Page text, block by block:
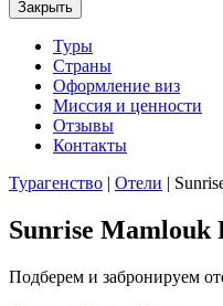
Закрыть
Туры
Страны
Оформление виз
Миссия и ценности
Отзывы
Контакты
Турагенство | Отели |
Sunrise Mamlouk
Подберем и забронируем